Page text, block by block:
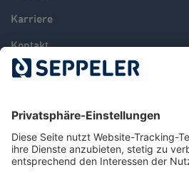
Karriere
Kontakt
© 2026 Seppeler Holding &